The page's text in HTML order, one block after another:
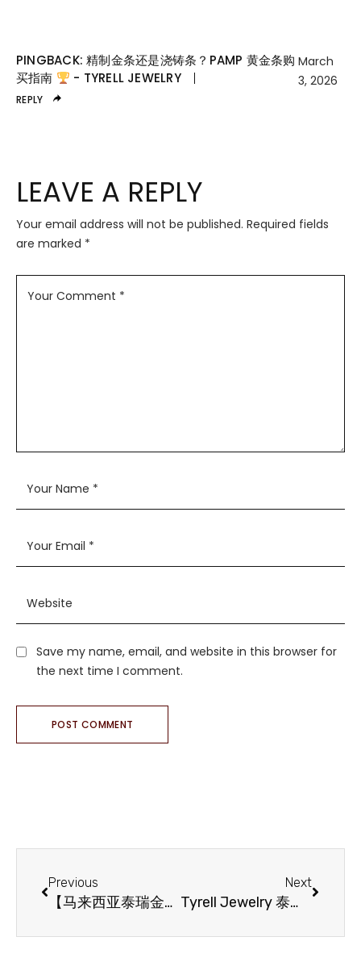
PINGBACK:精制金条还是浇铸条？PAMP 黄金条购
买指南
- TYRELL JEWELRY
March
3, 2026
REPLY
LEAVE A REPLY
Your email address will not be published. Required fields
are marked *
Save my name, email, and website in this browser for
the next time I comment.
POST COMMENT
Previous
【马来西亚泰瑞金鑽】蛇年金首饰
Next
Tyrell Jewelry 泰瑞金鑽龍鳳手鐲